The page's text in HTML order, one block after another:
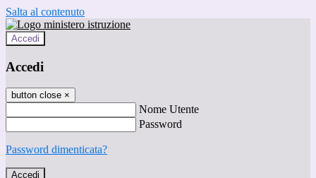
Salta al contenuto
Accedi
Accedi
button close ×
Nome Utente
Password
Password dimenticata?